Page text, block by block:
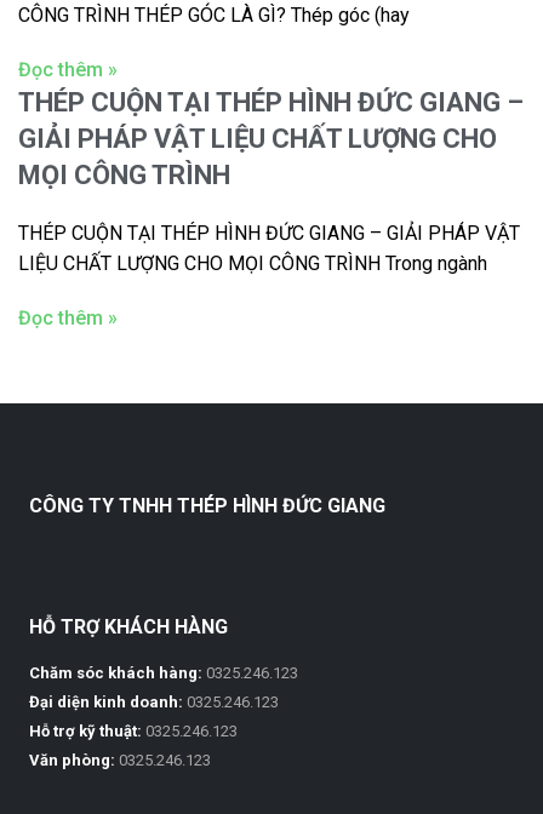
CÔNG TRÌNH THÉP GÓC LÀ GÌ? Thép góc (hay
Đọc thêm »
THÉP CUỘN TẠI THÉP HÌNH ĐỨC GIANG –
GIẢI PHÁP VẬT LIỆU CHẤT LƯỢNG CHO
MỌI CÔNG TRÌNH
THÉP CUỘN TẠI THÉP HÌNH ĐỨC GIANG – GIẢI PHÁP VẬT
LIỆU CHẤT LƯỢNG CHO MỌI CÔNG TRÌNH Trong ngành
Đọc thêm »
CÔNG TY TNHH THÉP HÌNH ĐỨC GIANG
HỖ TRỢ KHÁCH HÀNG
Chăm sóc khách hàng: 0325.246.123
Đại diện kinh doanh: 0325.246.123
Hỗ trợ kỹ thuật: 0325.246.123
Văn phòng: 0325.246.123